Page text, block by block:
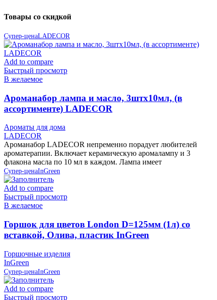
Товары со скидкой
Супер-ценаLADECOR
Add to compare
Быстрый просмотр
В желаемое
Ароманабор лампа и масло, 3штx10мл, (в
ассортименте) LADECOR
Ароматы для дома
LADECOR
Ароманабор LADECOR непременно порадует любителей
ароматерапии. Включает керамическую аромалампу и 3
флакона масла по 10 мл в каждом. Лампа имеет
Супер-ценаInGreen
Add to compare
Быстрый просмотр
В желаемое
Горшок для цветов London D=125мм (1л) со
вставкой, Олива, пластик InGreen
Горшочные изделия
InGreen
Супер-ценаInGreen
Add to compare
Быстрый просмотр